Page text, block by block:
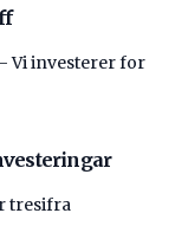
Vi investerer for
tresifra